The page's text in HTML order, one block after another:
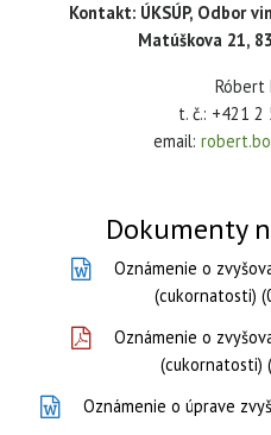
Kontakt: ÚKSÚP, Odbor
Matúškova 21,
Róbert
t. č.: +421
email:
Dokumenty
Oznámenie o
(cukornatosti)
Oznámenie o
(cukornatosti)
Oznámenie o úprave